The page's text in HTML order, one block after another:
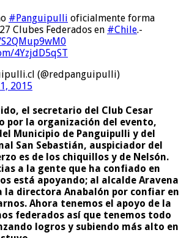
#Panguipulli oficialmente forma
Clubes Federados en #Chile.-
4YzjdD5qST
(@redpanguipulli)
2015
el secretario del Club Cesar
por la organización del evento,
Municipio de Panguipulli y del
San Sebastián, auspiciador del
es de los chiquillos y de Nelsón.
a la gente que ha confiado en
está apoyando; al alcalde Aravena
la directora Anabalón por confiar en
Ahora tenemos el apoyo de la
federados así que tenemos todo
logros y subiendo más alto en